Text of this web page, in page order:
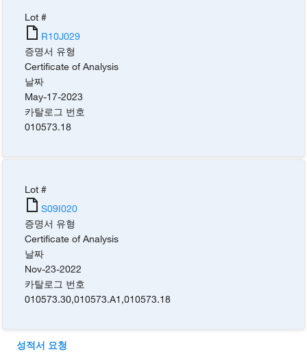
Lot #
R10J029
증명서 유형
Certificate of Analysis
날짜
May-17-2023
카탈로그 번호
010573.18
Lot #
S09I020
증명서 유형
Certificate of Analysis
날짜
Nov-23-2022
카탈로그 번호
010573.30,010573.A1 ,010573.18
성적서 요청